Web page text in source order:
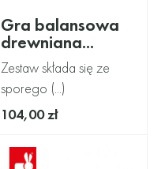
Gra balansowa
drewniana...
Zestaw składa się ze
sporego (...)
104,00 zł